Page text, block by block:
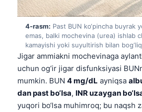
4-rasm: Past BUN ko‘pincha buyrak
emas, balki mochevina (urea) ishlab
kamayishi yoki suyultirish bilan bog‘liq
Jigar ammiakni mochevinaga
uchun og‘ir jigar disfunksiyasi
mumkin. BUN 4 mg/dL ayniqsa
dan past bo‘lsa, INR uzaygan
yuqori bo‘lsa muhimroq; bu naqsh